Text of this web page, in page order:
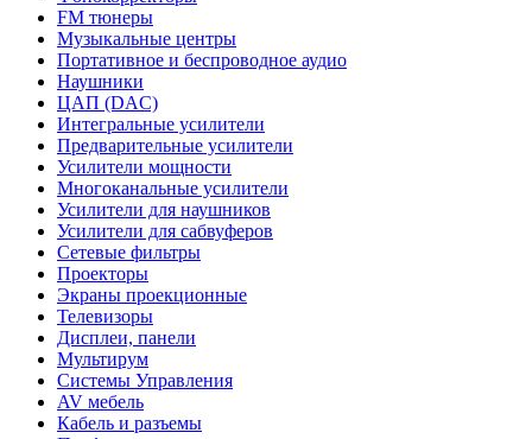
FM тюнеры
Музыкальные центры
Портативное и беспроводное аудио
Наушники
ЦАП (DAC)
Интегральные усилители
Предварительные усилители
Усилители мощности
Многоканальные усилители
Усилители для наушников
Усилители для сабвуферов
Сетевые фильтры
Проекторы
Экраны проекционные
Телевизоры
Дисплеи, панели
Мультирум
Системы Управления
AV мебель
Кабель и разъемы